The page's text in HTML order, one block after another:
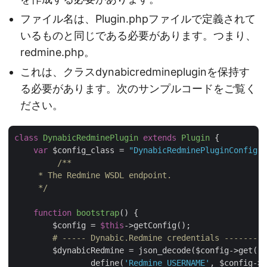
ファイル名は、Plugin.phpファイルで定義されて
いるものと同じである必要があります。つまり、
redmine.php。
これは、クラスdynabicredminepluginを保持す
る必要があります。次のサンプルコードをご覧く
ださい。
class DynabicRedminePlugin extends Plugin {
var $config_class = "DynabicRedminePluginConfig"
/**
     * The Redmine WSDL endpoint.
     */
function bootstrap( ) {
        $config =
$this->getConfig();
# ----- Dynabic.Redmine credentials
        $dynabicRedmine = json_decode($config->get(
		define(
'Redmine_USERNAME' , $config-